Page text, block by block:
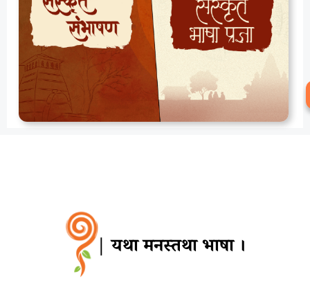
| यथा मनस्तथा भाषा ।